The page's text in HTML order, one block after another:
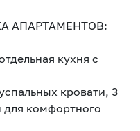
АПАРТАМЕНТОВ:
кухня с
кровати, 3
для комфортного